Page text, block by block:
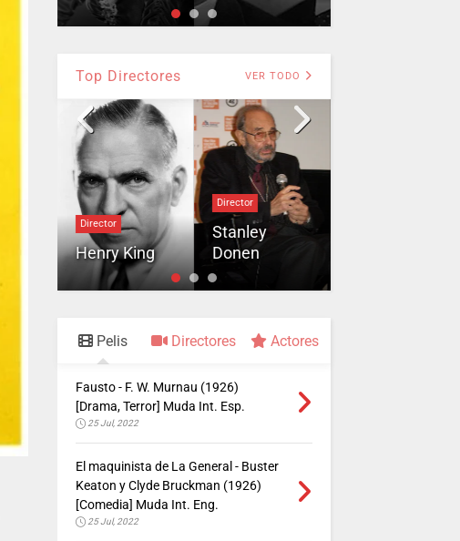
Top Directores VER TODO
Director
Henry King
Director
Stanley
Donen
Pelis Directores Actores
Fausto - F. W. Murnau (1926)
[Drama, Terror] Muda Int. Esp.
25 Jul, 2022
El maquinista de La General - Buster
Keaton y Clyde Bruckman (1926)
[Comedia] Muda Int. Eng.
25 Jul, 2022